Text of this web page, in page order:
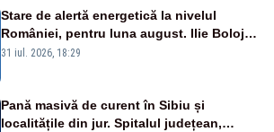
Stare de alertă energetică la nivelul
României, pentru luna august. Ilie Bolojan
a anunțat importuri și posibile restricții –
31 iul. 2026, 18:29
Pană masivă de curent în Sibiu și
localitățile din jur. Spitalul județean,